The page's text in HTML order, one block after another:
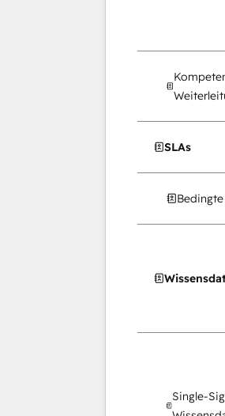
SLAs
Bedingte
Single-